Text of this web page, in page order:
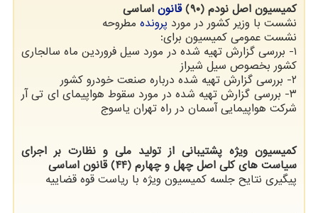
كمیسیون اصل نودم (۹۰)
قانون اساسی
نشست با وزیر كشور در مورد پرونده مطروحه
نشست عمومی كمیسیون برای:
۱- بررسی گزارش تهیه شده در مورد سیل فروردین ماه سالجاری
كشور بخصوص سیل شیراز
۲- بررسی گزارش تهیه شده درباره صنعت خودرو كشور
۳- بررسی گزارش تهیه شده در مورد سقوط هواپیمای ای تی آر
شركت هواپیمایی آسمان در راه تهران یاسوج
كمیسیون ویژه پشتیبانی از تولید ملی و نظارت بر اجرای
سیاست های كلی اصل چهل و چهارم (۴۴) قانون اساسی
پیگیری نتایح جلسه كمیسیون ویژه با ریاست قوه قضاییه